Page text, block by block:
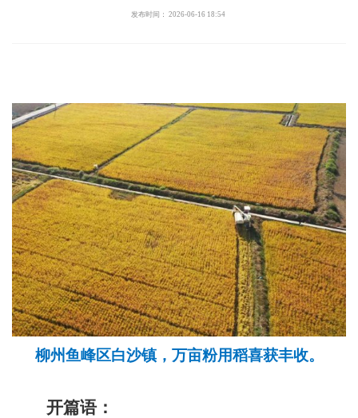
发布时间： 2026-06-16 18:54
柳州鱼峰区白沙镇，万亩粉用稻喜获丰收。
开篇语：